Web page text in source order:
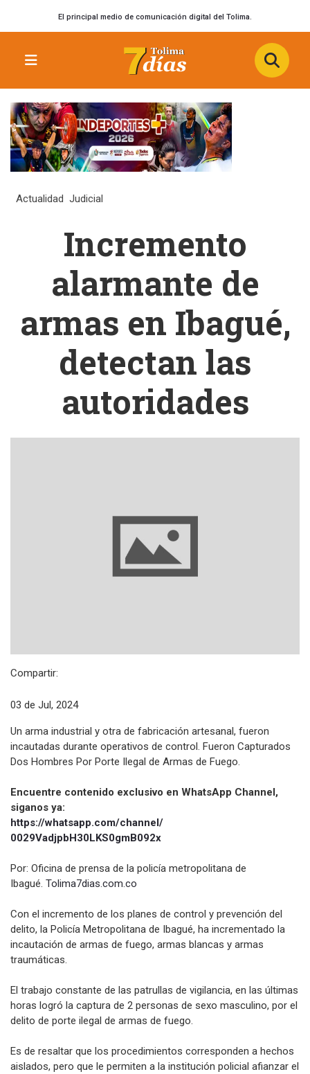
El principal medio de comunicación digital del Tolima.
Actualidad Judicial
Incremento
alarmante de
armas en Ibagué,
detectan las
autoridades
Compartir:
03 de Jul, 2024
Un arma industrial y otra de fabricación artesanal, fueron
incautadas durante operativos de control. Fueron Capturados
Dos Hombres Por Porte Ilegal de Armas de Fuego.
Encuentre contenido exclusivo en WhatsApp Channel,
siganos ya:
https://whatsapp.com/channel/
0029VadjpbH30LKS0gmB092x
Por: Oficina de prensa de la policía metropolitana de
Ibagué. Tolima7dias.com.co
Con el incremento de los planes de control y prevención del
delito, la Policía Metropolitana de Ibagué, ha incrementado la
incautación de armas de fuego, armas blancas y armas
traumáticas.
El trabajo constante de las patrullas de vigilancia, en las últimas
horas logró la captura de 2 personas de sexo masculino, por el
delito de porte ilegal de armas de fuego.
Es de resaltar que los procedimientos corresponden a hechos
aislados, pero que le permiten a la institución policial afianzar el